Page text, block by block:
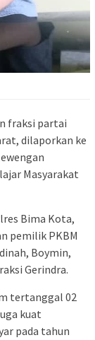
fraksi partai
dilaporkan ke
Masyarakat
Bima Kota,
pemilik PKBM
Boymin,
Gerindra.
tertanggal 02
kuat
pada tahun